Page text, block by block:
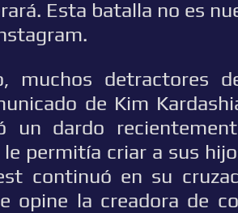
Esta batalla no es
muchos detractores
de Kim
un dardo
permitía criar a sus
continuó en su
opine la creadora de